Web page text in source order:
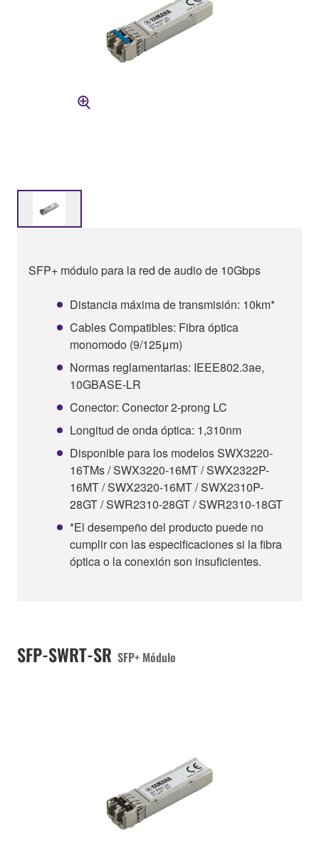
SFP+ módulo para la red de audio de 10Gbps
Distancia máxima de transmisión: 10km*
Cables Compatibles: Fibra óptica
monomodo (9/125μm)
Normas reglamentarias: IEEE802.3ae,
10GBASE-LR
Conector: Conector 2-prong LC
Longitud de onda óptica: 1,310nm
Disponible para los modelos SWX3220-
16TMs / SWX3220-16MT / SWX2322P-
16MT / SWX2320-16MT / SWX2310P-
28GT / SWR2310-28GT / SWR2310-18GT
*El desempeño del producto puede no
cumplir con las especificaciones si la fibra
óptica o la conexión son insuficientes.
SFP-SWRT-SR SFP+ Módulo